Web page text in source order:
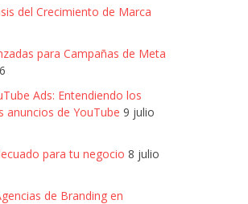
del Crecimiento de Marca
para Campañas de Meta
Ads: Entendiendo los
anuncios de YouTube 9 julio
para tu negocio 8 julio
de Branding en